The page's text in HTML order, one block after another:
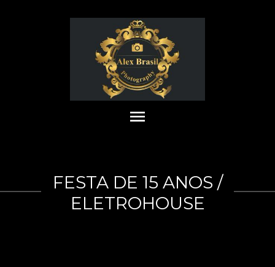
menu
FESTA DE 15 ANOS /
ELETROHOUSE